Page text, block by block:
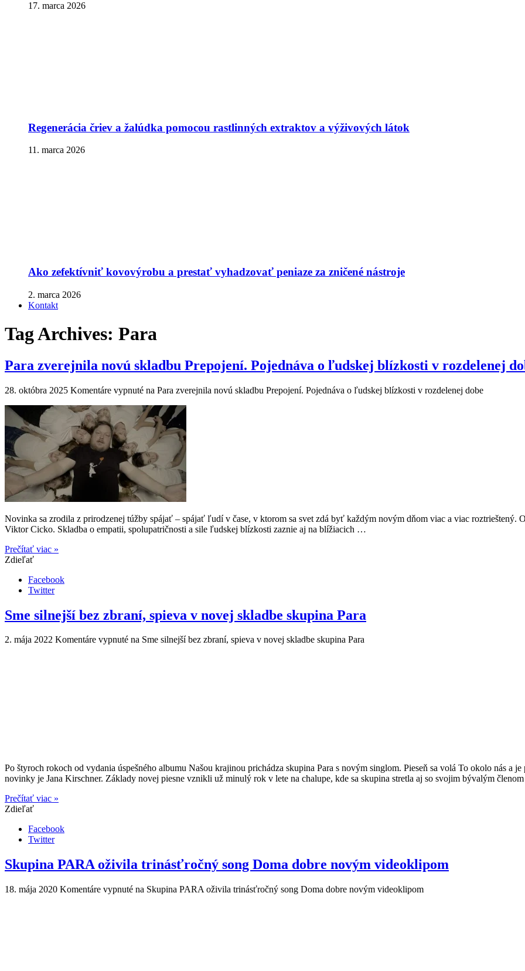
17. marca 2026
Regenerácia čriev a žalúdka pomocou rastlinných extraktov a výživových látok
11. marca 2026
Ako zefektívniť kovovýrobu a prestať vyhadzovať peniaze za zničené nástroje
2. marca 2026
Kontakt
Tag Archives: Para
Para zverejnila novú skladbu Prepojení. Pojednáva o ľudskej blízkosti v rozdelenej
28. októbra 2025 Komentáre vypnuté na Para zverejnila novú skladbu Prepojení. Pojednáva o ľudskej blízkosti v rozdelenej dobe
Novinka sa zrodila z prirodzenej túžby spájať – spájať ľudí v čase, v ktorom sa svet zdá byť každým novým dňom viac a viac roztrieštený.
Viktor Cicko. Skladba o empatii, spolupatričnosti a sile ľudskej blízkosti zaznie aj na blížiacich …
Prečítať viac »
Zdieľať
Facebook
Twitter
Sme silnejší bez zbraní, spieva v novej skladbe skupina Para
2. mája 2022 Komentáre vypnuté na Sme silnejší bez zbraní, spieva v novej skladbe skupina Para
Po štyroch rokoch od vydania úspešného albumu Našou krajinou prichádza skupina Para s novým singlom. Pieseň sa volá To okolo nás a
novinky je Jana Kirschner. Základy novej piesne vznikli už minulý rok v lete na chalupe, kde sa skupina stretla aj so svojim bývalým
Prečítať viac »
Zdieľať
Facebook
Twitter
Skupina PARA oživila trinásťročný song Doma dobre novým videoklipom
18. mája 2020 Komentáre vypnuté na Skupina PARA oživila trinásťročný song Doma dobre novým videoklipom